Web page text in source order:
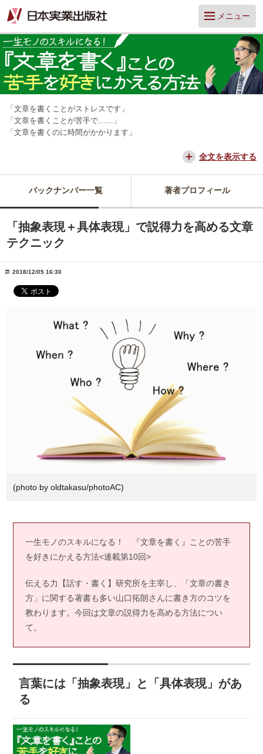
メニュー
「文章を書くことがストレスです」
「文章を書くことが苦手で……」
「文章を書くのに時間がかかります」
し、文章を書けるかどうかは、仕事の成果や周囲の評価に大きく関わり
も文章ってどう書けばいいんですか？』を著書にもつ、山口拓朗さんで
経験した中から導き出した、「書くことが嫌い」を「書くことが好き」
へと変える、文章作成のコツを教えてもらいます。
全文を表示する
バックナンバー一覧 著者プロフィール
「抽象表現＋具体表現」で説得力を高める文章
テクニック
2018/12/05 16:30
(photo by oldtakasu/photoAC)
一生モノのスキルになる！ 『文章を書く』ことの苦手
を好きにかえる方法<連載第10回>
伝える力【話す・書く】研究所を主宰し、「文章の書き
方」に関する著書も多い山口拓朗さんに書き方のコツを
教わります。今回は文章の説得力を高める方法につい
て。
言葉には「抽象表現」と「具体表現」があ
る